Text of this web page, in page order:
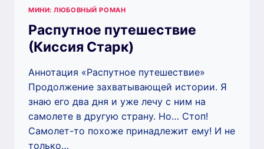
МИНИ: ЛЮБОВНЫЙ РОМАН
Распутное путешествие
(Киссия Старк)
Аннотация «Распутное путешествие»
Продолжение захватывающей истории. Я
знаю его два дня и уже лечу с ним на
самолете в другую страну. Но… Стоп!
Самолет-то похоже принадлежит ему! И не
только…